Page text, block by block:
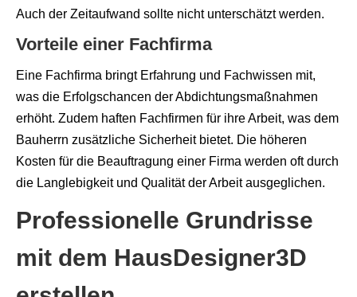
Auch der Zeitaufwand sollte nicht unterschätzt werden.
Vorteile einer Fachfirma
Eine Fachfirma bringt Erfahrung und Fachwissen mit,
was die Erfolgschancen der Abdichtungsmaßnahmen
erhöht. Zudem haften Fachfirmen für ihre Arbeit, was dem
Bauherrn zusätzliche Sicherheit bietet. Die höheren
Kosten für die Beauftragung einer Firma werden oft durch
die Langlebigkeit und Qualität der Arbeit ausgeglichen.
Professionelle Grundrisse
mit dem HausDesigner3D